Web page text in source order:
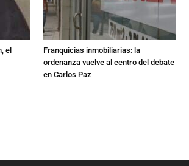
el
Franquicias inmobiliarias: la
ordenanza vuelve al centro del debate
en Carlos Paz